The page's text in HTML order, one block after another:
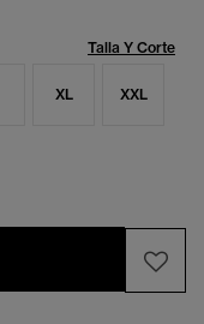
Talla Y Corte
XL XXL